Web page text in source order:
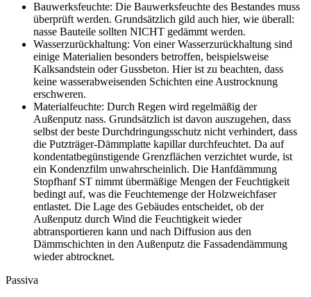
Bauwerksfeuchte: Die Bauwerksfeuchte des Bestandes muss
überprüft werden. Grundsätzlich gild auch hier, wie überall:
nasse Bauteile sollten NICHT gedämmt werden.
Wasserzurückhaltung: Von einer Wasserzurückhaltung sind
einige Materialien besonders betroffen, beispielsweise
Kalksandstein oder Gussbeton. Hier ist zu beachten, dass
keine wasserabweisenden Schichten eine Austrocknung
erschweren.
Materialfeuchte: Durch Regen wird regelmäßig der
Außenputz nass. Grundsätzlich ist davon auszugehen, dass
selbst der beste Durchdringungsschutz nicht verhindert, dass
die Putzträger-Dämmplatte kapillar durchfeuchtet. Da auf
kondentatbegünstigende Grenzflächen verzichtet wurde, ist
ein Kondenzfilm unwahrscheinlich. Die Hanfdämmung
Stopfhanf ST nimmt übermäßige Mengen der Feuchtigkeit
bedingt auf, was die Feuchtemenge der Holzweichfaser
entlastet. Die Lage des Gebäudes entscheidet, ob der
Außenputz durch Wind die Feuchtigkeit wieder
abtransportieren kann und nach Diffusion aus den
Dämmschichten in den Außenputz die Fassadendämmung
wieder abtrocknet.
Passiva